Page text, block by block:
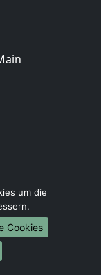
um die
Cookies